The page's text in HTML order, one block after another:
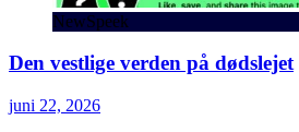
NewSpeek
Den vestlige verden på dødslejet
juni 22, 2026